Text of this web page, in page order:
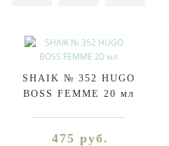
SHAIK № 352 HUGO
BOSS FEMME 20 мл
475 руб.